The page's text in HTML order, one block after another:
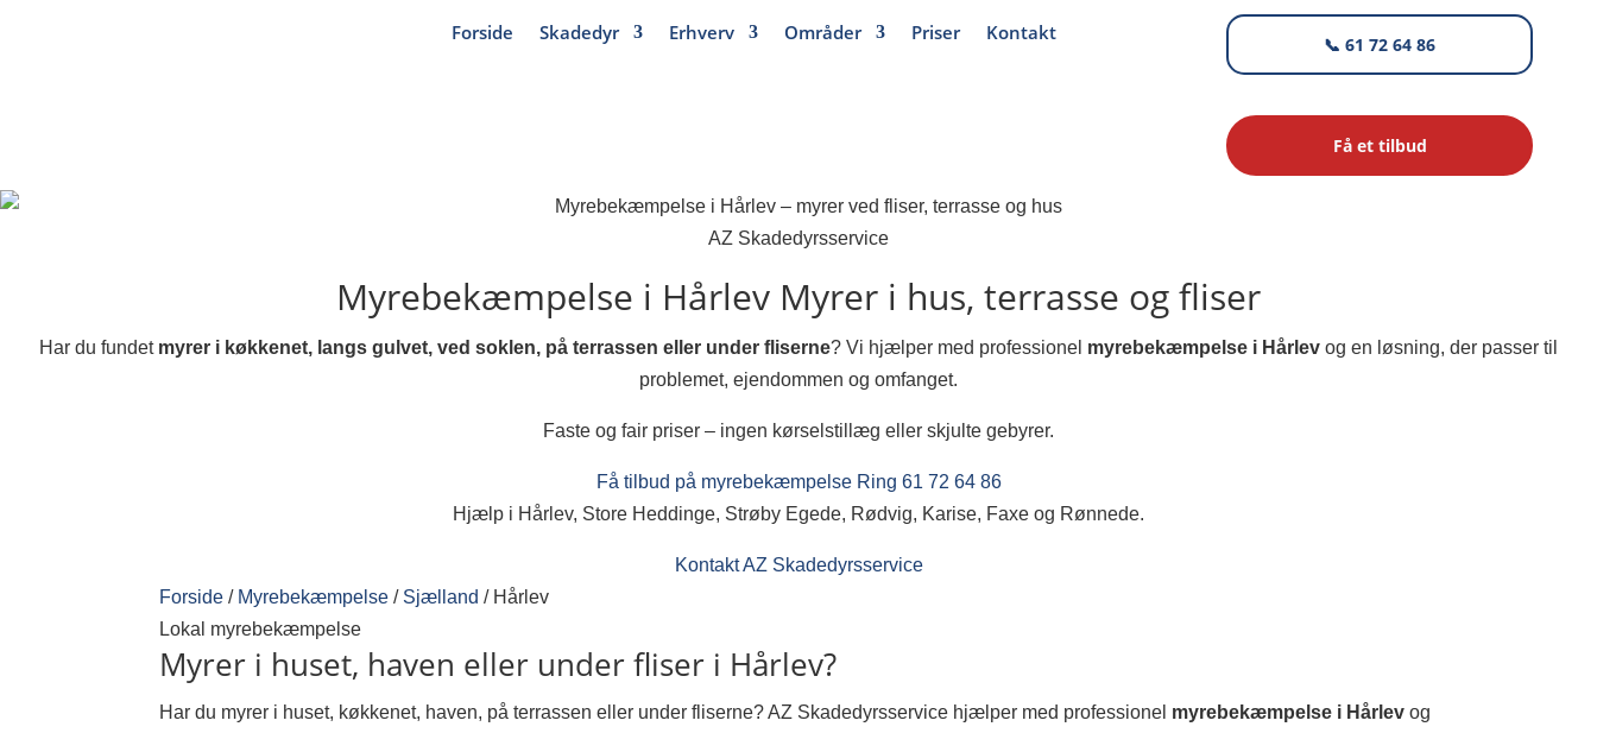
Forside Skadedyr Erhverv Områder Priser Kontakt
📞 61 72 64 86
Få et tilbud
AZ Skadedyrsservice
Myrebekæmpelse i Hårlev Myrer i hus, terrasse og fliser
Har du fundet myrer i køkkenet, langs gulvet, ved soklen, på terrassen eller under fliserne? Vi hjælper med professionel myrebekæmpelse i Hårlev og en løsning, der passer til
problemet, ejendommen og omfanget.
Faste og fair priser – ingen kørselstillæg eller skjulte gebyrer.
Få tilbud på myrebekæmpelse Ring 61 72 64 86
Hjælp i Hårlev, Store Heddinge, Strøby Egede, Rødvig, Karise, Faxe og Rønnede.
Kontakt AZ Skadedyrsservice
Forside / Myrebekæmpelse / Sjælland / Hårlev
Lokal myrebekæmpelse
Myrer i huset, haven eller under fliser i Hårlev?
Har du myrer i huset, køkkenet, haven, på terrassen eller under fliserne? AZ Skadedyrsservice hjælper med professionel myrebekæmpelse i Hårlev og